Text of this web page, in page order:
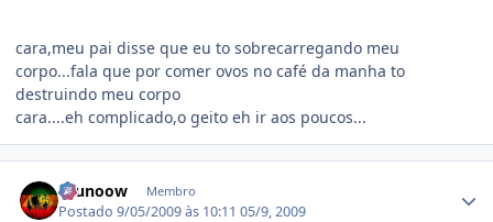
cara,meu pai disse que eu to sobrecarregando meu
corpo...fala que por comer ovos no café da manha to
destruindo meu corpo
cara....eh complicado,o geito eh ir aos poucos...
brunoow Membro
Postado9/05/2009 às 10:1105/9, 2009